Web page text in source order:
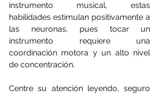
instrumento musical, estas
habilidades estimulan positivamente a
las neuronas, pues tocar un
instrumento requiere una
coordinación motora y un alto nivel
de concentración.
Centre su atención leyendo, seguro